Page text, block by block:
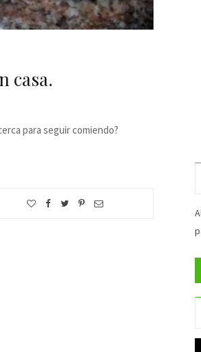
casa.
para seguir comiendo?